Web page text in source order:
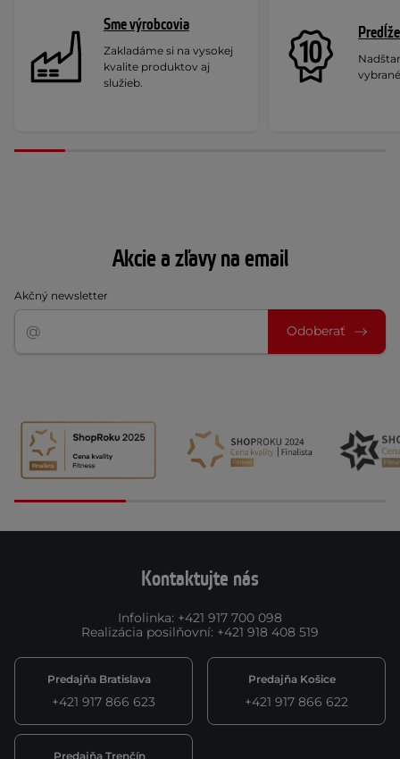
Sme výrobcovia
Zakladáme si na vysokej
kvalite produktov aj
služieb.
Akcie a zľavy na email
Akčný newsletter
Odoberať
Kontaktujte nás
Infolinka: +421 917 700 098
Realizácia posilňovní: +421 918 408 519
Predajňa Bratislava
+421 917 866 623
Predajňa Košice
+421 917 866 622
Predajňa Trenčín